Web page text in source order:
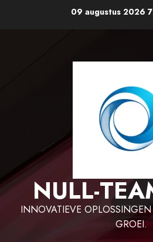
09 augustus 2026
NULL-
INNOVATIEVE
GROEI.